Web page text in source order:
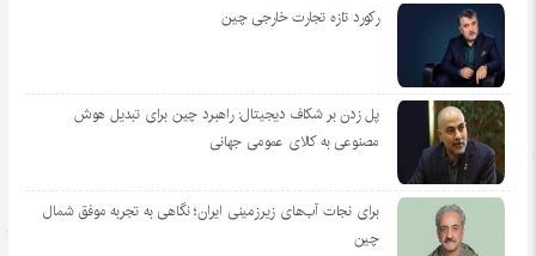
رکورد تازه تجارت خارجی چین
پل زدن بر شکاف دیجیتال: راهبرد چین برای تبدیل هوش
مصنوعی به کالای عمومی جهانی
برای نجات آب‌های زیرزمینی ایران؛ نگاهی به تجربه موفق شمال
چین